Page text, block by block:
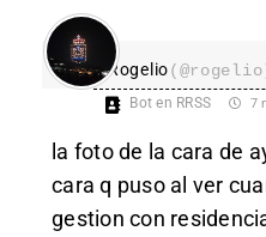
Rogelio
Bot en RRSS 7
la foto de la cara de
cara q puso al ver
gestion con